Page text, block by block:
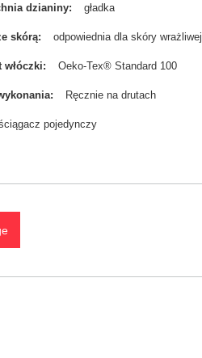
dzianiny gładka
skórą odpowiednia dla skóry wrażliwej
włóczki Oeko-Tex® Standard 100
Ręcznie na drutach
pojedynczy